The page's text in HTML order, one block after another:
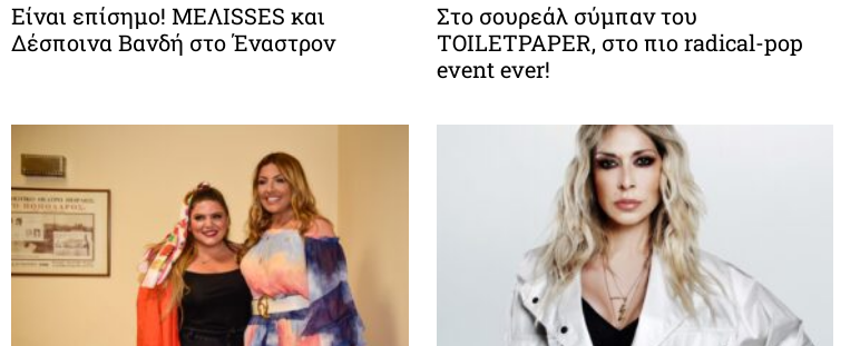
Είναι επίσημο! MΕΛΙSSES και
Δέσποινα Βανδή στο Έναστρον
Στο σουρεάλ σύμπαν του
TOILETPAPER, στο πιο radical-pop
event ever!